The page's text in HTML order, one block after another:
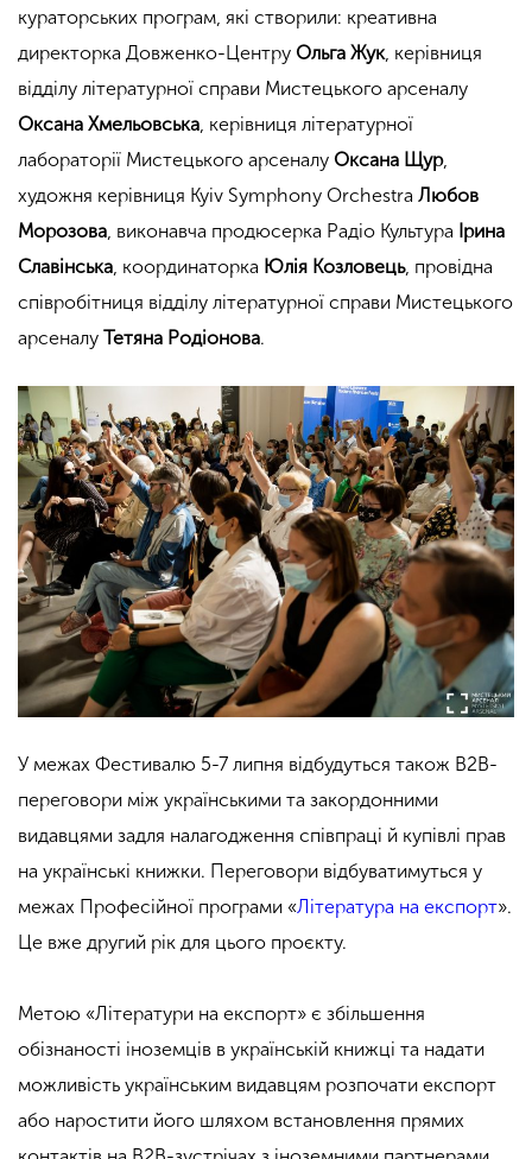
кураторських програм, які створили: креативна
директорка Довженко-Центру Ольга Жук, керівниця
відділу літературної справи Мистецького арсеналу
Оксана Хмельовська, керівниця літературної
лабораторії Мистецького арсеналу Оксана Щур,
художня керівниця Kyiv Symphony Orchestra Любов
Морозова, виконавча продюсерка Радіо Культура Ірина
Славінська, координаторка Юлія Козловець, провідна
співробітниця відділу літературної справи Мистецького
арсеналу Тетяна Родіонова.
У межах Фестивалю 5-7 липня відбудуться також B2B-
переговори між українськими та закордонними
видавцями задля налагодження співпраці й купівлі прав
на українські книжки. Переговори відбуватимуться у
межах Професійної програми «Література на експорт».
Це вже другий рік для цього проєкту.
Метою «Літератури на експорт» є збільшення
обізнаності іноземців в українській книжці та надати
можливість українським видавцям розпочати експорт
або наростити його шляхом встановлення прямих